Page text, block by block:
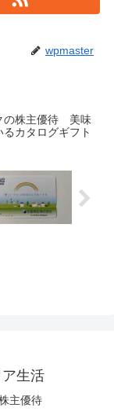
wpmaster
の株主優待 美味
るカタログギフト
生活
主優待